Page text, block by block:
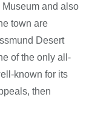
and also
town are
Desert
of the only all-
known for its
then